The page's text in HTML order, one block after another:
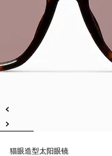
猫眼造型太阳眼镜